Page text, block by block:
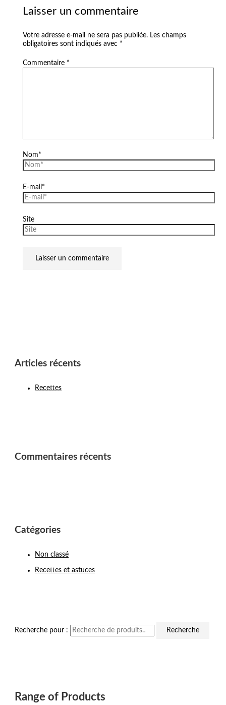
Articles récents
Recettes
Commentaires récents
Catégories
Non classé
Recettes et astuces
Recherche pour : Recherche
Range of Products
Laisser un commentaire
Votre adresse e-mail ne sera pas publiée. Les champs
obligatoires sont indiqués avec *
Commentaire *
Nom*
E-mail*
Site